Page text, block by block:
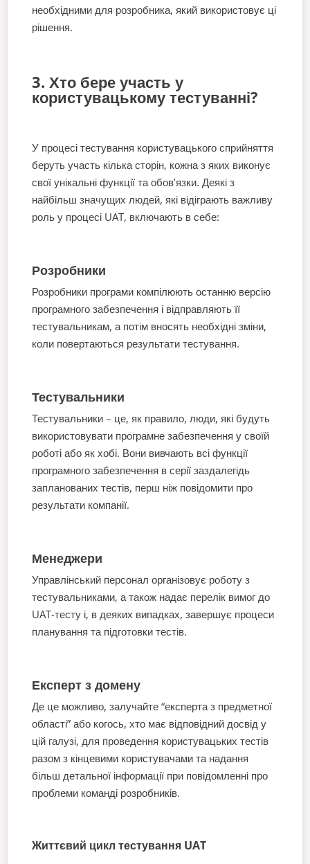
необхідними для розробника, який використовує ці
рішення.
3. Хто бере участь у
користувацькому тестуванні?
У процесі тестування користувацького сприйняття
беруть участь кілька сторін, кожна з яких виконує
свої унікальні функції та обов’язки. Деякі з
найбільш значущих людей, які відіграють важливу
роль у процесі UAT, включають в себе:
Розробники
Розробники програми компілюють останню версію
програмного забезпечення і відправляють її
тестувальникам, а потім вносять необхідні зміни,
коли повертаються результати тестування.
Тестувальники
Тестувальники – це, як правило, люди, які будуть
використовувати програмне забезпечення у своїй
роботі або як хобі. Вони вивчають всі функції
програмного забезпечення в серії заздалегідь
запланованих тестів, перш ніж повідомити про
результати компанії.
Менеджери
Управлінський персонал організовує роботу з
тестувальниками, а також надає перелік вимог до
UAT-тесту і, в деяких випадках, завершує процеси
планування та підготовки тестів.
Експерт з домену
Де це можливо, залучайте “експерта з предметної
області” або когось, хто має відповідний досвід у
цій галузі, для проведення користувацьких тестів
разом з кінцевими користувачами та надання
більш детальної інформації при повідомленні про
проблеми команді розробників.
Життєвий цикл тестування UAT